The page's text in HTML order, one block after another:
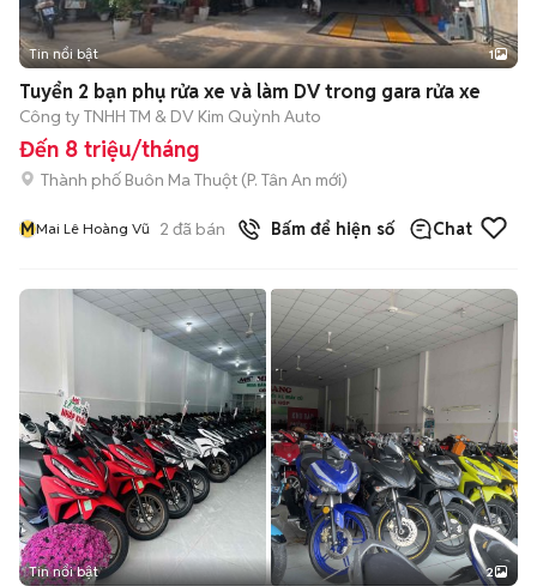
Tin nổi bật 1
Tuyển 2 bạn phụ rửa xe và làm DV trong gara rửa xe
Công ty TNHH TM & DV Kim Quỳnh Auto
Đến 8 triệu/tháng
Thành phố Buôn Ma Thuột (P. Tân An mới)
MMai Lê Hoàng Vũ 2 đã bán Bấm để hiện số Chat
Tin nổi bật 2